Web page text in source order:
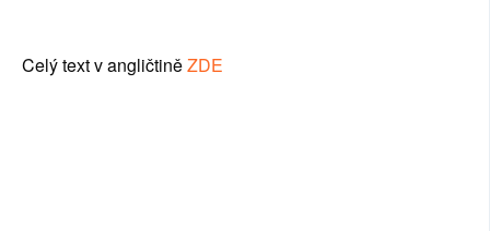
Celý text v angličtiněZDE